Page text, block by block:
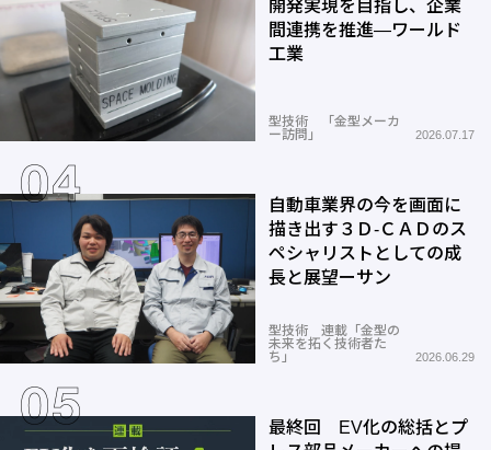
開発実現を目指し、企業
間連携を推進―ワールド
工業
型技術 「金型メーカ
ー訪問」
2026.07.17
自動車業界の今を画面に
描き出す３Ｄ-ＣＡＤのス
ペシャリストとしての成
長と展望ーサン
型技術 連載「金型の
未来を拓く技術者た
ち」
2026.06.29
最終回 EV化の総括とプ